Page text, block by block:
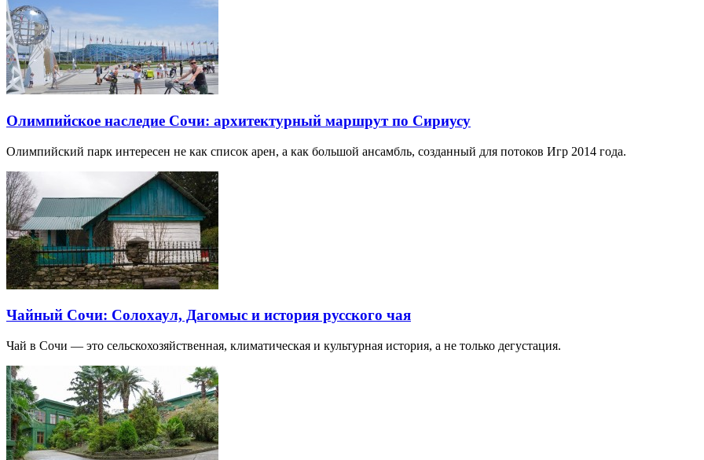
Олимпийское наследие Сочи: архитектурный маршрут по Сириусу
Олимпийский парк интересен не как список арен, а как большой ансамбль, созданный для потоков Игр 2014 года.
Чайный Сочи: Солохаул, Дагомыс и история русского чая
Чай в Сочи — это сельскохозяйственная, климатическая и культурная история, а не только дегустация.